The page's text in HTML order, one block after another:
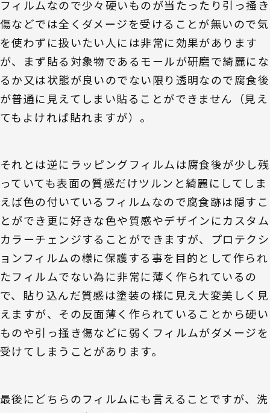
フィルムなので少々硬いものが当たったり引っ掻き
傷などでは全くダメージを受けることが無いので気
を使わずに扱いたい人には非常に効果があります
が、まず貼る対象物であるモールが研磨で綺麗にな
るか又は状態が良いのでない限り透明なので腐食後
が普通に見えてしまい貼ることができません（見え
てもよければ貼れますが）。
それとは逆にラッピングフィルムは腐食後が少し残
っていても表面の質感だけツルンと綺麗にしてしま
えば色の付いているフィルムなので腐食跡は隠すこ
とができ更に好きな色や質感やデザインにカスタム
カラーチェンジすることができますが、プロテクシ
ョンフィルムの様に保護する事を目的として作られ
たフィルムでない為に非常に薄く作られているの
で、貼り込んだ質感は塗装の様に見え大変美しく見
えますが、その反面薄く作られていることから硬い
ものや引っ掻き傷などに弱くフィルムがダメージを
受けてしまうことがあります。
最後にどちらのフィルムにも言えることですが、洗